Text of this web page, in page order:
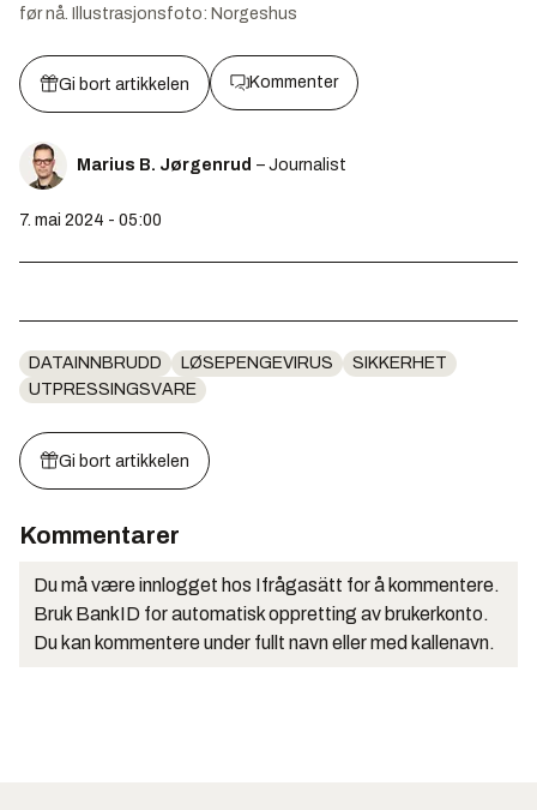
før nå.
Illustrasjonsfoto: Norgeshus
Gi bort artikkelen Kommenter
Marius B. Jørgenrud – Journalist
7. mai 2024 - 05:00
DATAINNBRUDD LØSEPENGEVIRUS
SIKKERHET
UTPRESSINGSVARE
Gi bort artikkelen
Kommentarer
Du må være innlogget hos Ifrågasätt for å kommentere.
Bruk BankID for automatisk oppretting av brukerkonto.
Du kan kommentere under fullt navn eller med kallenavn.